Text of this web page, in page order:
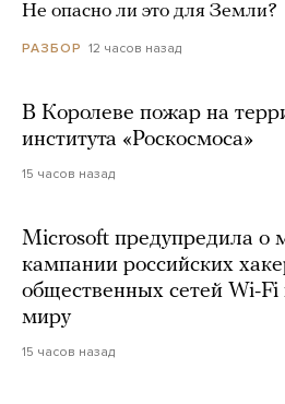
Не опасно ли это для Земли?
РАЗБОР 12 часов назад
В Королеве пожар на
института «Роскосмоса»
15 часов назад
Microsoft предупредила о
кампании российских
общественных сетей Wi-Fi
миру
15 часов назад